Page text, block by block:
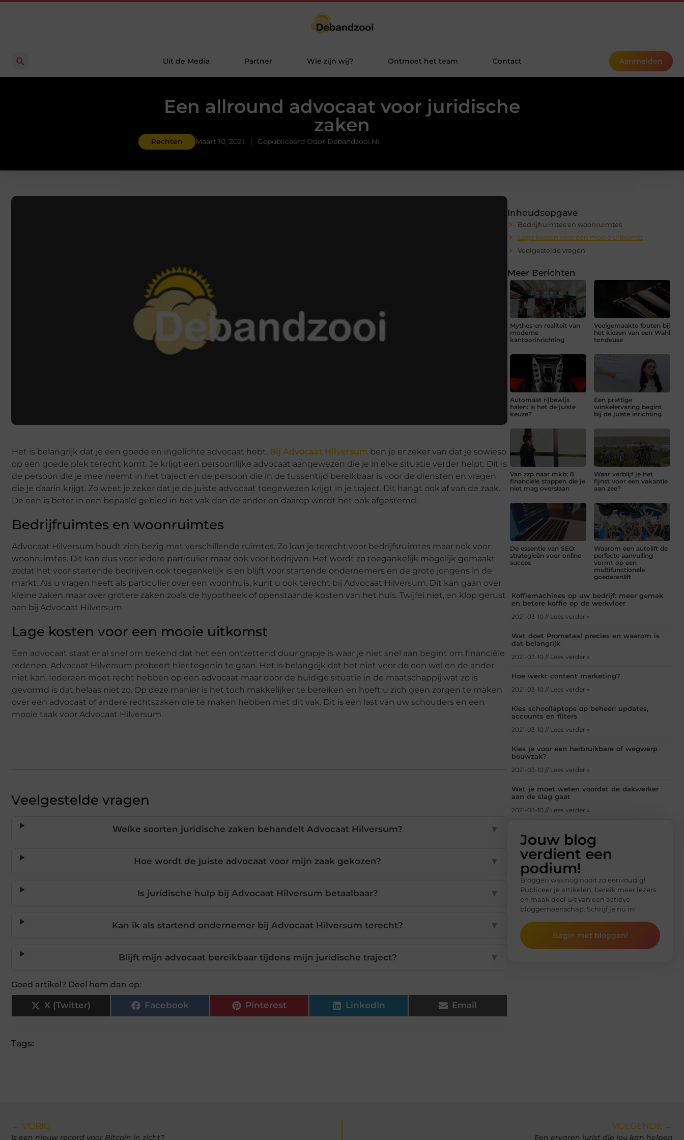
Uit de Media Partner Wie zijn wij? Ontmoet het team Contact Aanmelden
Een allround advocaat voor juridische
zaken
Rechten Maart 10, 2021 Gepubliceerd Door Debandzooi.nl
Het is belangrijk dat je een goede en ingelichte advocaat hebt. Bij Advocaat Hilversum ben je er zeker van dat je sowieso
op een goede plek terecht komt. Je krijgt een persoonlijke advocaat aangewezen die je in elke situatie verder helpt. Dit is
de persoon die je mee neemt in het traject en de persoon die in de tussentijd bereikbaar is voor de diensten en vragen
die je daarin krijgt. Zo weet je zeker dat je de juiste advocaat toegewezen krijgt in je traject. Dit hangt ook af van de zaak.
De een is beter in een bepaald gebied in het vak dan de ander en daarop wordt het ook afgestemd.
Bedrijfruimtes en woonruimtes
Advocaat Hilversum houdt zich bezig met verschillende ruimtes. Zo kan je terecht voor bedrijfsruimtes maar ook voor
woonruimtes. Dit kan dus voor iedere particulier maar ook voor bedrijven. Het wordt zo toegankelijk mogelijk gemaakt
zodat het voor startende bedrijven ook toegankelijk is en blijft voor startende ondernemers en de grote jongens in de
markt. Als u vragen heeft als particulier over een woonhuis, kunt u ook terecht bij Advocaat Hilversum. Dit kan gaan over
kleine zaken maar over grotere zaken zoals de hypotheek of openstaande kosten van het huis. Twijfel niet, en klop gerust
aan bij Advocaat Hilversum
Lage kosten voor een mooie uitkomst
Een advocaat staat er al snel om bekend dat het een ontzettend duur grapje is waar je niet snel aan begint om financiële
redenen. Advocaat Hilversum probeert hier tegenin te gaan. Het is belangrijk dat het niet voor de een wel en de ander
niet kan. Iedereen moet recht hebben op een advocaat maar door de huidige situatie in de maatschappij wat zo is
gevormd is dat helaas niet zo. Op deze manier is het toch makkelijker te bereiken en hoeft u zich geen zorgen te maken
over een advocaat of andere rechtszaken die te maken hebben met dit vak. Dit is een last van uw schouders en een
mooie taak voor Advocaat Hilversum.
Veelgestelde vragen
Welke soorten juridische zaken behandelt Advocaat Hilversum? ▼
Hoe wordt de juiste advocaat voor mijn zaak gekozen? ▼
Is juridische hulp bij Advocaat Hilversum betaalbaar? ▼
Kan ik als startend ondernemer bij Advocaat Hilversum terecht? ▼
Blijft mijn advocaat bereikbaar tijdens mijn juridische traject? ▼
Goed artikel? Deel hem dan op:
X (Twitter) Facebook Pinterest LinkedIn Email
Tags:
Inhoudsopgave
Bedrijfruimtes en woonruimtes
Lage kosten voor een mooie uitkomst
Veelgestelde vragen
Meer Berichten
Mythes en realiteit van
moderne
kantoorinrichting
Veelgemaakte fouten bij
het kiezen van een Wahl
tondeuse
Automaat rijbewijs
halen: is het de juiste
keuze?
Een prettige
winkelervaring begint
bij de juiste inrichting
Van zzp naar mkb: 8
financiële stappen die je
niet mag overslaan
Waar verblijf je het
fijnst voor een vakantie
aan zee?
De essentie van SEO:
strategieën voor online
succes
Waarom een autolift de
perfecte aanvulling
vormt op een
multifunctionele
goederenlift
Koffiemachines op uw bedrijf: meer gemak
en betere koffie op de werkvloer
2021-03-10 // Lees verder »
Wat doet Prometaal precies en waarom is
dat belangrijk
2021-03-10 // Lees verder »
Hoe werkt content marketing?
2021-03-10 // Lees verder »
Kies schoollaptops op beheer: updates,
accounts en filters
2021-03-10 // Lees verder »
Kies je voor een herbruikbare of wegwerp
bouwzak?
2021-03-10 // Lees verder »
Wat je moet weten voordat de dakwerker
aan de slag gaat
2021-03-10 // Lees verder »
Jouw blog
verdient een
podium!
Bloggen was nog nooit zo eenvoudig!
Publiceer je artikelen, bereik meer lezers
en maak deel uit van een actieve
bloggemeenschap. Schrijf je nu in!
Begin met bloggen!
← VORIG
Is een nieuw record voor Bitcoin in zicht?
VOLGENDE →
Een ervaren jurist die jou kan helpen